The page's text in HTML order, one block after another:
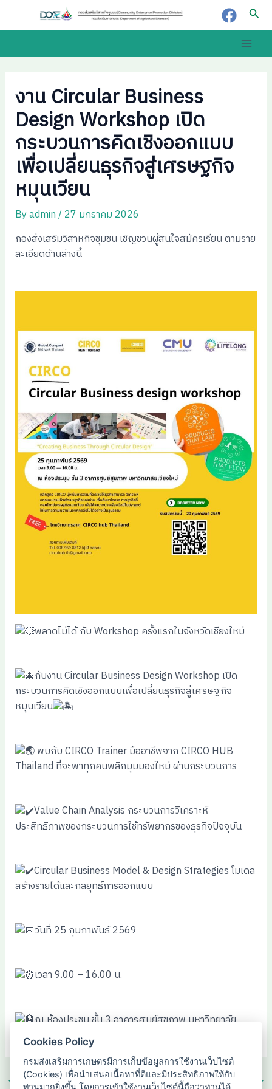
Main
งาน Circular Business
Design Workshop เปิด
กระบวนการคิดเชิงออกแบบ
เพื่อเปลี่ยนธุรกิจสู่เศรษฐกิจ
หมุนเวียน
Byadmin/27 มกราคม 2026
กองส่งเสริมวิสาหกิจชุมชน เชิญชวนผู้สนใจสมัครเรียน ตามราย
ละเอียดด้านล่างนี้
พลาดไม่ได้ กับ Workshop ครั้งแรกในจังหวัดเชียงใหม่
กับงาน Circular Business Design Workshop เปิด
กระบวนการคิดเชิงออกแบบเพื่อเปลี่ยนธุรกิจสู่เศรษฐกิจ
หมุนเวียน
พบกับ CIRCO Trainer มืออาชีพจาก CIRCO HUB
Thailand ที่จะพาทุกคนพลิกมุมมองใหม่ ผ่านกระบวนการ
Value Chain Analysis กระบวนการวิเคราะห์
ประสิทธิภาพของกระบวนการใช้ทรัพยากรของธุรกิจปัจจุบัน
Circular Business Model & Design Strategies โมเดล
สร้างรายได้และกลยุทธ์การออกแบบ
วันที่ 25 กุมภาพันธ์ 2569
เวลา 9.00 – 16.00 น.
ณ ห้องประชุม ชั้น 3 อาคารศูนย์สุขภาพ มหาวิทยาลัย
เชียงใหม่
navigation
← Previous เรื่อง Next เรื่อง →
Cookies Policy
กรมส่งเสริมการเกษตรมีการเก็บข้อมูลการใช้งานเว็บไซต์
(Cookies) เพื่อนำเสนอเนื้อหาที่ดีและมีประสิทธิภาพให้กับ
ท่านมากยิ่งขึ้น โดยการเข้าใช้งานเว็บไซต์นี้ถือว่าท่านได้